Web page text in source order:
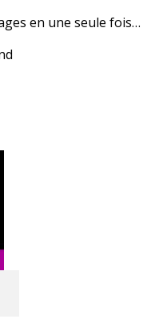
en une seule fois…